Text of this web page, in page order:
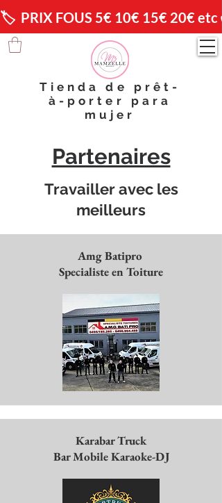
🏷️  PRIX FOUS 5€ 10€ 15€ 20€ etc
Tienda de prêt-
à-porter para
mujer
Partenaires
Travailler avec les
meilleurs
Amg Batipro
Specialiste en Toiture
Karabar Truck
Bar Mobile Karaoke-DJ